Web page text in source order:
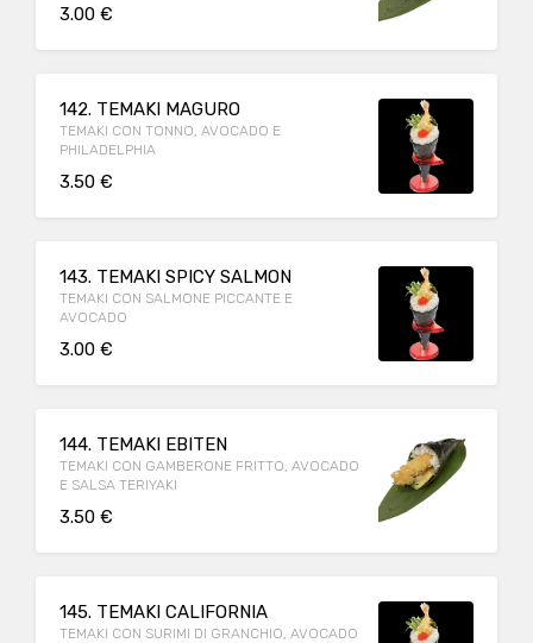
3.00 €
142. TEMAKI MAGURO
TEMAKI CON TONNO, AVOCADO E
PHILADELPHIA
3.50 €
143. TEMAKI SPICY SALMON
TEMAKI CON SALMONE PICCANTE E
AVOCADO
3.00 €
144. TEMAKI EBITEN
TEMAKI CON GAMBERONE FRITTO, AVOCADO
E SALSA TERIYAKI
3.50 €
145. TEMAKI CALIFORNIA
TEMAKI CON SURIMI DI GRANCHIO, AVOCADO